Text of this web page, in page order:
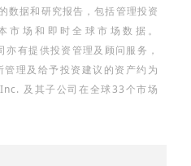
数据和研究报告，包括管理投资
市场和即时全球市场数据。
有提供投资管理及顾问服务，
理及给予投资建议的资产约为
及其子公司在全球33个市场